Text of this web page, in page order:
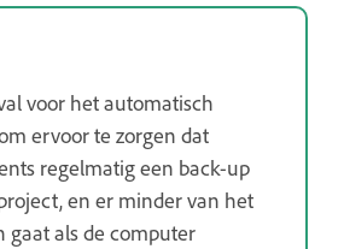
voor het automatisch
ervoor te zorgen dat
regelmatig een back-up
en er minder van het
gaat als de computer